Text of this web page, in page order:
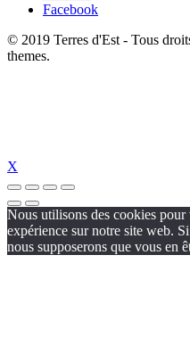
Facebook
© 2019 Terres d'Est - Tous
themes.
X
Nous utilisons des cookies
expérience sur notre site web.
nous supposerons que vous en